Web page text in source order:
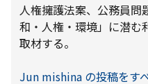
人権擁護法案、公務員問
和・人権・環境」に潜む
取材する。
Jun mishina の投稿をす